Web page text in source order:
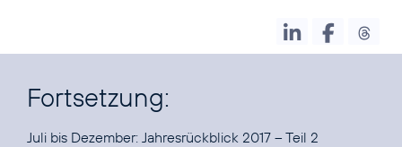
Fortsetzung:
Juli bis Dezember: Jahresrückblick 2017 – Teil 2